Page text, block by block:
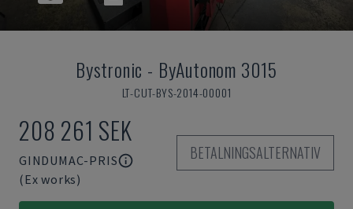
Bystronic - ByAutonom 3015
LT-CUT-BYS-2014-00001
208 261 SEK
GINDUMAC-PRIS
(Ex works)
BETALNINGSALTERNATIV